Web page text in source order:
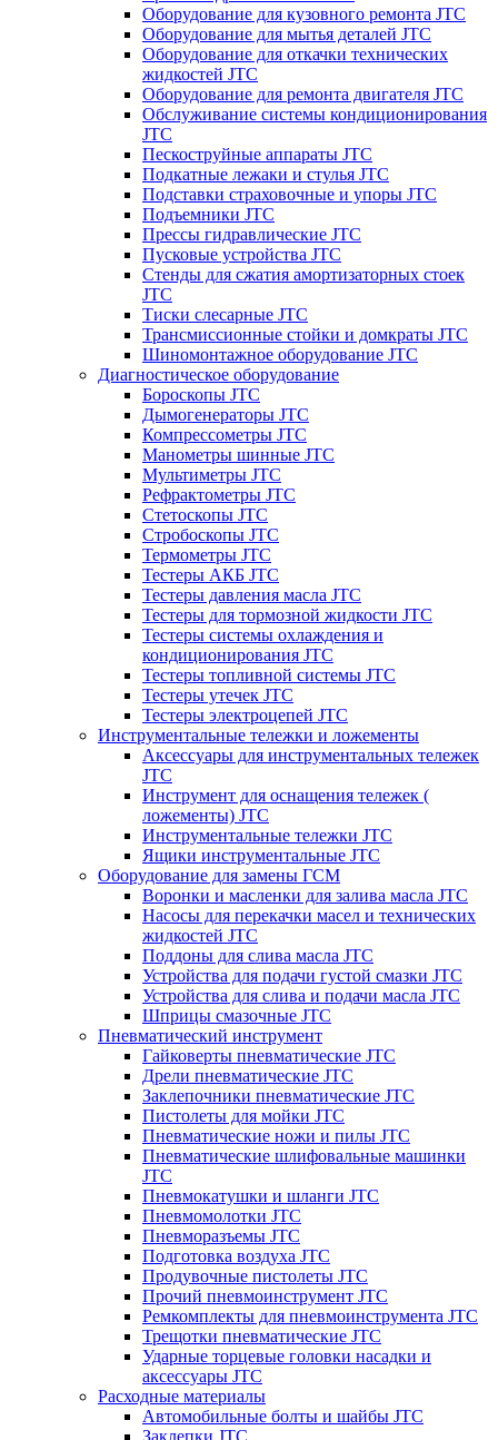
Оборудование для кузовного ремонта JTC
Оборудование для мытья деталей JTC
Оборудование для откачки технических
жидкостей JTC
Оборудование для ремонта двигателя JTC
Обслуживание системы кондиционирования
JTC
Пескоструйные аппараты JTC
Подкатные лежаки и стулья JTC
Подставки страховочные и упоры JTC
Подъемники JTC
Прессы гидравлические JTC
Пусковые устройства JTC
Стенды для сжатия амортизаторных стоек
JTC
Тиски слесарные JTC
Трансмиссионные стойки и домкраты JTC
Шиномонтажное оборудование JTC
Диагностическое оборудование
Бороскопы JTC
Дымогенераторы JTC
Компрессометры JTC
Манометры шинные JTC
Мультиметры JTC
Рефрактометры JTC
Стетоскопы JTC
Стробоскопы JTC
Термометры JTC
Тестеры АКБ JTC
Тестеры давления масла JTC
Тестеры для тормозной жидкости JTC
Тестеры системы охлаждения и
кондиционирования JTC
Тестеры топливной системы JTC
Тестеры утечек JTC
Тестеры электроцепей JTC
Инструментальные тележки и ложементы
Аксессуары для инструментальных тележек
JTC
Инструмент для оснащения тележек (
ложементы) JTC
Инструментальные тележки JTC
Ящики инструментальные JTC
Оборудование для замены ГСМ
Воронки и масленки для залива масла JTC
Насосы для перекачки масел и технических
жидкостей JTC
Поддоны для слива масла JTC
Устройства для подачи густой смазки JTC
Устройства для слива и подачи масла JTC
Шприцы смазочные JTC
Пневматический инструмент
Гайковерты пневматические JTC
Дрели пневматические JTC
Заклепочники пневматические JTC
Пистолеты для мойки JTC
Пневматические ножи и пилы JTC
Пневматические шлифовальные машинки
JTC
Пневмокатушки и шланги JTC
Пневмомолотки JTC
Пневморазъемы JTC
Подготовка воздуха JTC
Продувочные пистолеты JTC
Прочий пневмоинструмент JTC
Ремкомплекты для пневмоинструмента JTC
Трещотки пневматические JTC
Ударные торцевые головки насадки и
аксессуары JTC
Расходные материалы
Автомобильные болты и шайбы JTC
Заклепки JTC